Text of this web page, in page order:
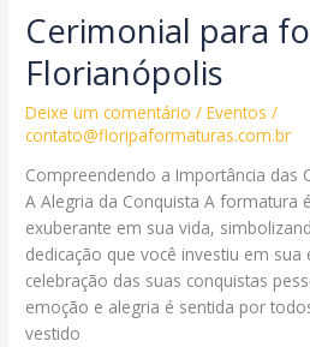
Cerimonial para
Florianópolis
Deixe um comentário /Eventos /
contato@floripaformaturas.com.br
Compreendendo a Importância das
A Alegria da Conquista A formatura
exuberante em sua vida,
dedicação que você investiu em sua
celebração das suas conquistas
emoção e alegria é sentida por
vestido